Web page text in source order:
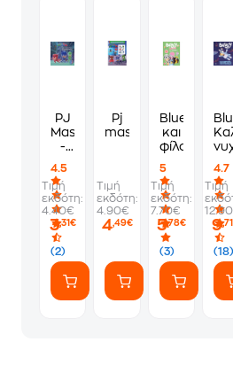
PJ
Masks
-
εξαφάνιση
4.5
(2)
Τιμή
εκδότη:
4.40€
3,31€
Pj
masks
Τιμή
εκδότη:
4.90€
4,49€
Bluey
και
φίλοι
5
(3)
Τιμή
εκδότη:
7.70€
5,78€
4.7
(18)
Τιμή
9